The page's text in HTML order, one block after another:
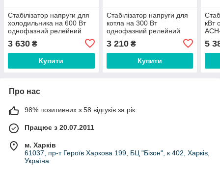
Стабілізатор напруги для
холодильника на 600 Вт
однофазний релейний
3 630 ₴
Купити
Стабілізатор напруги для
котла на 300 Вт
однофазний релейний
3 210₴
Купити
кВт
5
Про нас
98% позитивних з 58 відгуків за рік
Працює з 20.07.2011
м. Харків
61037, пр-т Героїв Харкова 199, БЦ "Бізон", к 402, Харків,
Україна